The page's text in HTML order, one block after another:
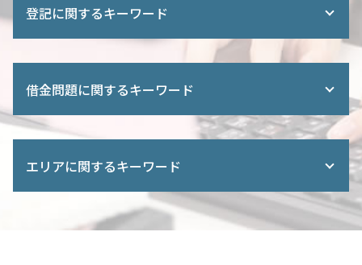
相続人 範囲
遺留分侵害額 請求
終活 相談 司法書士
相続 被相続人
相続放棄 認められない 事例
不動産 名義変更 時間
相続放棄 債権者への通知
相続登記 義務化
限定承認 単純承認
登記に関するキーワード
法務局 商業登記
共有名義 片方 死亡 相続
不動産 売買 登記
役員変更 登記
相続 登記 期間
商業 登記簿 謄本 オンライン
株式会社 設立 登記申請書
借金問題に関するキーワード
過払い 時効
過払い とは
個人再生 認可決定
借金 減らす 債務整理
債務整理 ブラックリスト 期間
エリアに関するキーワード
遺産分割協議 埼玉県 司法書士 相談
相続登記 さいたま市 司法書士 相談